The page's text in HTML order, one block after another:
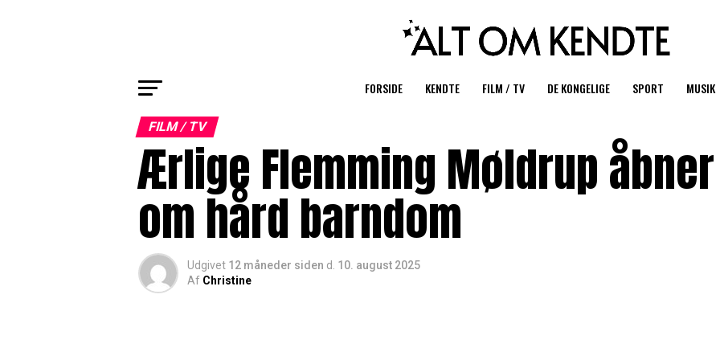
FORSIDE KENDTE FILM / TV DE KONGELIGE SPORT MUSIK
FILM / TV
Ærlige Flemming Møldrup
om hård barndom
Udgivet 12 måneder siden d. 10. august 2025
Af Christine